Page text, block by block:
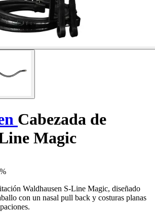
Cabezada de
Magic
Waldhausen S-Line Magic, diseñado
con un nasal pull back y costuras planas